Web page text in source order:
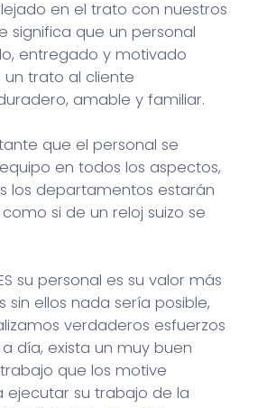
en el trato con nuestros
significa que un personal
entregado y motivado
trato al cliente
amable y familiar.
que el personal se
en todos los aspectos,
los departamentos estarán
si de un reloj suizo se
su personal es su valor más
sin ellos nada sería posible,
verdaderos esfuerzos
día, exista un muy buen
que los motive
ejecutar su trabajo de la